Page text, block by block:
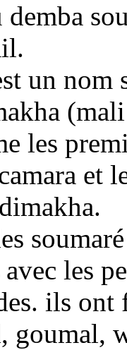
un
les
et
les
ils ont
goumal,